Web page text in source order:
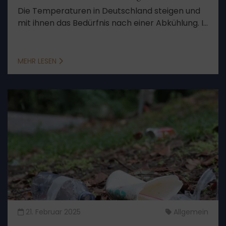
Die Temperaturen in Deutschland steigen und
mit ihnen das Bedürfnis nach einer Abkühlung. In
Wir klären, was beim Baden in öffentlichen
Gewässern zu beachten ist.
MEHR LESEN
21. Februar 2025 Allgemein